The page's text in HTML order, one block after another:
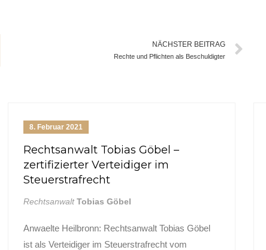
NÄCHSTER BEITRAG
Rechte und Pflichten als Beschuldigter
8. Februar 2021
Rechtsanwalt Tobias Göbel –
zertifizierter Verteidiger im
Steuerstrafrecht
RechtsanwaltTobias Göbel
Anwaelte Heilbronn: Rechtsanwalt Tobias Göbel
ist als Verteidiger im Steuerstrafrecht vom
Impressum